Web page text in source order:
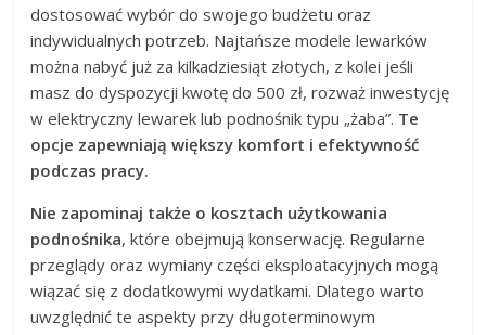
dostosować wybór do swojego budżetu oraz
indywidualnych potrzeb. Najtańsze modele lewarków
można nabyć już za kilkadziesiąt złotych, z kolei jeśli
masz do dyspozycji kwotę do 500 zł, rozważ inwestycję
w elektryczny lewarek lub podnośnik typu „żaba”. Te
opcje zapewniają większy komfort i efektywność
podczas pracy.
Nie zapominaj także o kosztach użytkowania
podnośnika, które obejmują konserwację. Regularne
przeglądy oraz wymiany części eksploatacyjnych mogą
wiązać się z dodatkowymi wydatkami. Dlatego warto
uwzględnić te aspekty przy długoterminowym